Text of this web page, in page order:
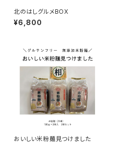
北のはしグルメBOX
¥6,800
おいしい米粉麺見つけました